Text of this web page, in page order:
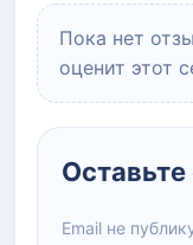
Пока нет
оценит этот
Email не